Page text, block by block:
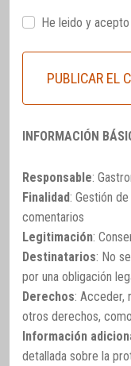
He leido y
INFORMACIÓN
Responsable:
Finalidad: Gestión
comentarios
Legitimación:
Destinatarios: No
por una obligación
Derechos: Acceder,
otros derechos,
Información
detallada sobre la